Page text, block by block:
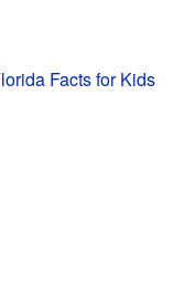
Facts for Kids